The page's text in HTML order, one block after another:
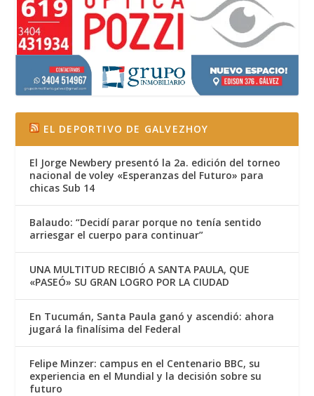
EL DEPORTIVO DE GALVEZHOY
El Jorge Newbery presentó la 2a. edición del torneo
nacional de voley «Esperanzas del Futuro» para
chicas Sub 14
Balaudo: “Decidí parar porque no tenía sentido
arriesgar el cuerpo para continuar”
UNA MULTITUD RECIBIÓ A SANTA PAULA, QUE
«PASEÓ» SU GRAN LOGRO POR LA CIUDAD
En Tucumán, Santa Paula ganó y ascendió: ahora
jugará la finalísima del Federal
Felipe Minzer: campus en el Centenario BBC, su
experiencia en el Mundial y la decisión sobre su
futuro